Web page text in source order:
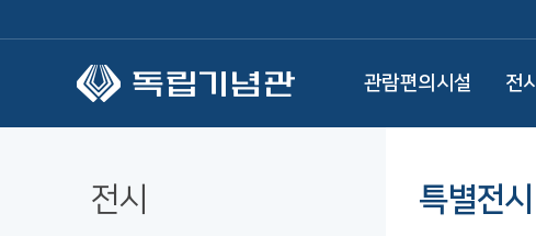
관람편의시설 전시
전시 특별전시